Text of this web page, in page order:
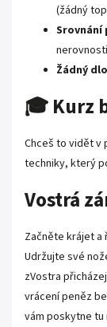
(žádný
Srovnání
Žádný
🎓 Kurz
Chceš to vidět v
techniky, který
Vostrá
Začněte krájet
Udržujte své
zVostra
vrácení peněz
vám poskytne tu